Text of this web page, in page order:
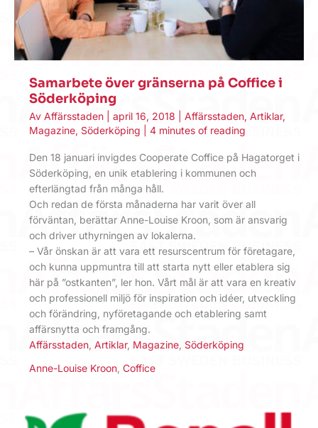
Samarbete över gränserna på Coffice i
Söderköping
Av Affärsstaden april 16, 2018 Affärsstaden, Artiklar,
Magazine, Söderköping 4 minutes of reading
Den 18 januari invigdes Cooperate Coffice på Hagatorget i
Söderköping, en unik etablering i kommunen och
efterlängtad från många håll.
Och redan de första månaderna har varit över all
förväntan, berättar Anne-Louise Kroon, som är ansvarig
och driver uthyrningen av lokalerna.
– Vår önskan är att vara ett resurscentrum för företagare,
och kunna uppmuntra till att starta nytt eller etablera sig
här på ”ostkanten”, ler hon. Vårt mål är att vara en kreativ
och professionell miljö för inspiration och idéer, utveckling
och förändring, nyföretagande och etablering samt
affärsnytta och framgång.
Affärsstaden Artiklar, Magazine Söderköping
Anne-Louise Kroon Coffice